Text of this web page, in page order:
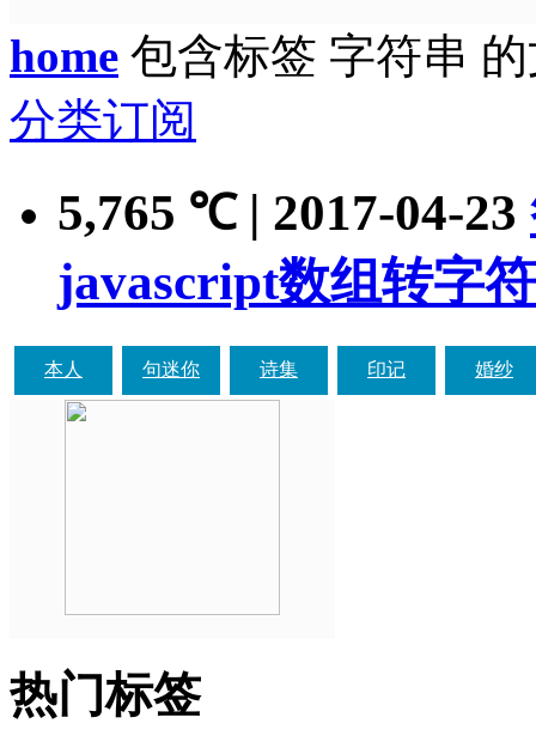
home 包含标签 字符串
分类订阅
5,765 ℃ | 2017-04-23
javascript数组转字
本人 句迷你 诗集 印记 婚纱
热门标签